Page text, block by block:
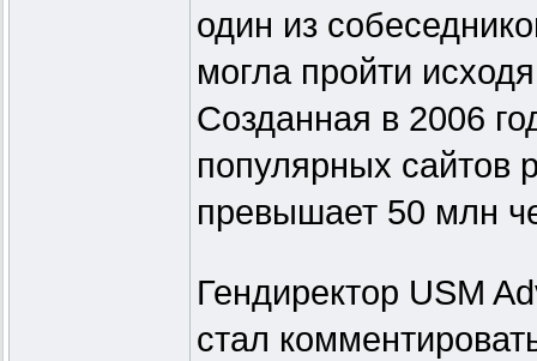
один из
могла пройти
Созданная в 2006
популярных сайтов
превышает 50 млн
Гендиректор USM
стал